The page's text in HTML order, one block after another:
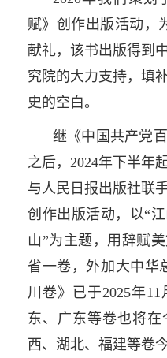
赋》创作出版活动，
献礼，该书出版得到
究院的大力支持，填
史的空白。
继《中国共产党
之后，2024年下半年
与人民日报出版社联
创作出版活动，以“
山”为主题，用辞赋
省一卷，外加大中华
川卷》已于2025年
东、广东等卷也将
西、湖北、福建等卷